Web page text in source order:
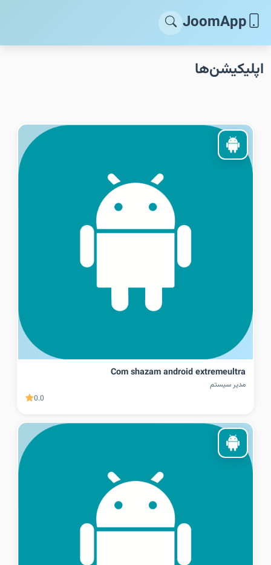
JoomApp
اپلیکیشن‌ها
Com shazam android extremeultra
مدیر سیستم
0.0